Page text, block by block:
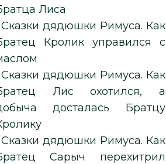
Лиса
Сказки дядюшки Римуса. Как
Кролик управился с
Сказки дядюшки Римуса. Как
Лис охотился, а
досталась Братцу
Сказки дядюшки Римуса. Как
Сарыч перехитрил